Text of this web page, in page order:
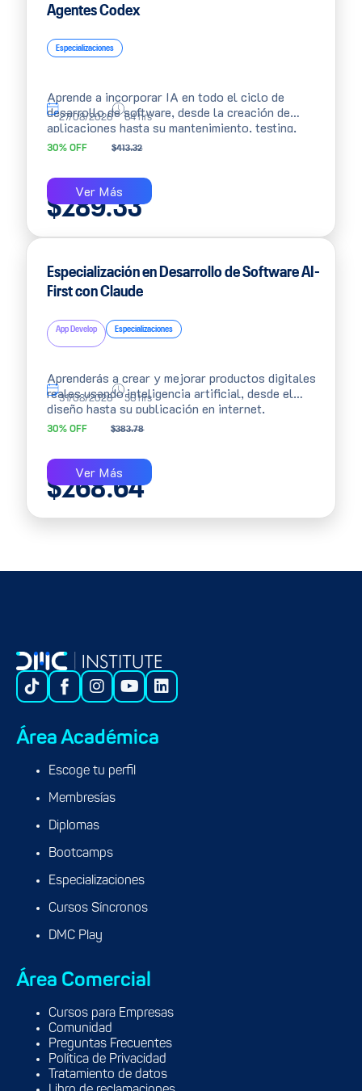
Agentes Codex
Especializaciones
Aprende a incorporar IA en todo el ciclo de
desarrollo de software, desde la creación de
aplicaciones hasta su mantenimiento, testing,
seguridad y despliegue. Trabaja con
Copilot y Codex
mediante agentes inteligentes.
27/08/2026 64 hrs
30% OFF $413.32
$289.33
Ver Más
Especialización en Desarrollo de Software AI-
First con Claude
App Develop Especializaciones
Aprenderás a crear y mejorar productos digitales
reales usando inteligencia artificial, desde el
diseño hasta su publicación en internet,
construyendo soluciones completas y
publicándolo en tu portafolio profesional para
de programadores que construye software con
inteligencia artificial.
31/08/2026 56 hrs
30% OFF $383.78
$268.64
Ver Más
Área Académica
Escoge tu perfil
Membresías
Diplomas
Bootcamps
Especializaciones
Cursos Síncronos
DMC Play
Área Comercial
Cursos para Empresas
Comunidad
Preguntas Frecuentes
Política de Privacidad
Tratamiento de datos